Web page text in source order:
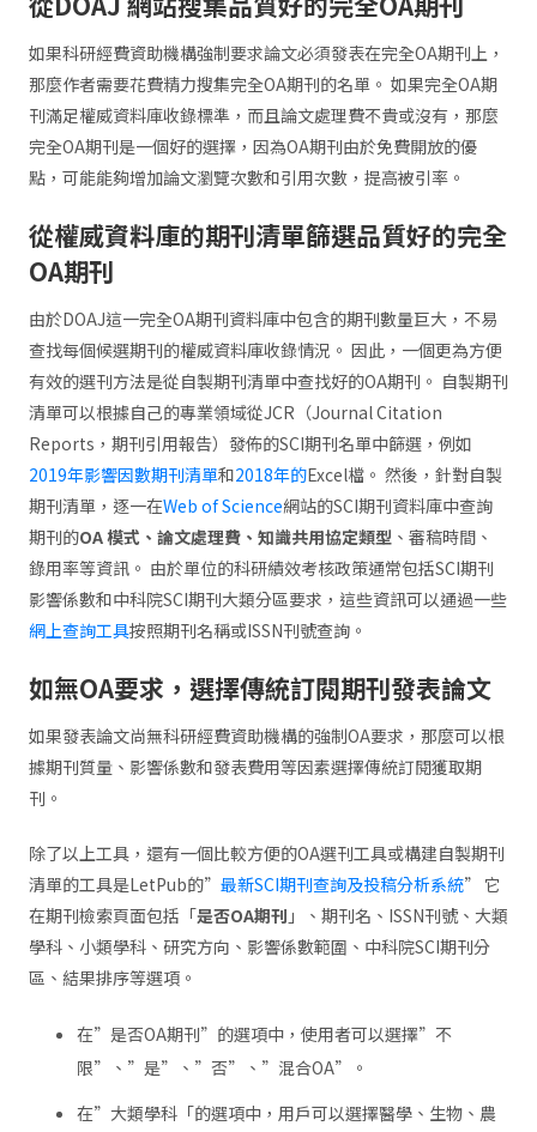
如果科研經費資助機構強制要求論文必須發表在完全OA期刊上，
那麼作者需要花費精力搜集完全OA期刊的名單。 如果完全OA期
刊滿足權威資料庫收錄標準，而且論文處理費不貴或沒有，那麼
完全OA期刊是一個好的選擇，因為OA期刊由於免費開放的優
點，可能能夠增加論文瀏覽次數和引用次數，提高被引率。
從權威資料庫的期刊清單篩選品質好的完全
OA期刊
由於DOAJ這一完全OA期刊資料庫中包含的期刊數量巨大，不易
查找每個候選期刊的權威資料庫收錄情況。 因此，一個更為方便
有效的選刊方法是從自製期刊清單中查找好的OA期刊。 自製期刊
清單可以根據自己的專業領域從JCR（Journal Citation
Reports，期刊引用報告）發佈的SCI期刊名單中篩選，例如
2019年影響因數期刊清單和2018年的Excel檔。 然後，針對自製
期刊清單，逐一在Web of Science網站的SCI期刊資料庫中查詢
期刊的OA 模式、論文處理費、知識共用協定類型 、審稿時間、
錄用率等資訊。 由於單位的科研績效考核政策通常包括SCI期刊
影響係數和中科院SCI期刊大類分區要求，這些資訊可以通過一些
網上查詢工具按照期刊名稱或ISSN刊號查詢。
如無OA要求，選擇傳統訂閱期刊發表論文
如果發表論文尚無科研經費資助機構的強制OA要求，那麼可以根
據期刊質量、影響係數和發表費用等因素選擇傳統訂閱獲取期
刊。
除了以上工具，還有一個比較方便的OA選刊工具或構建自製期刊
清單的工具是LetPub的” 最新SCI期刊查詢及投稿分析系統” 它
在期刊檢索頁面包括「是否OA期刊 」、期刊名、ISSN刊號、大類
學科、小類學科、研究方向、影響係數範圍、中科院SCI期刊分
區、結果排序等選項。
在”是否OA期刊”的選項中，使用者可以選擇”不
限”、”是”、”否”、”混合OA”。
在”大類學科「的選項中，用戶可以選擇醫學、生物、農